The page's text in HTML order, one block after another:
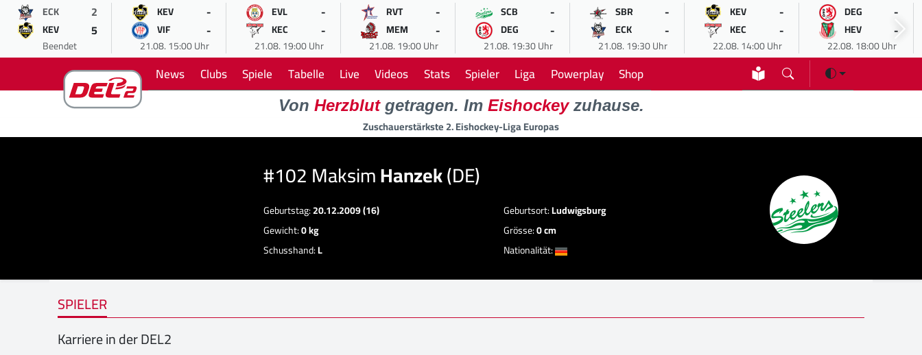
ECK 2
KEV 5
Beendet
KEV -
VIF -
21.08. 15:00 Uhr
EVL -
KEC -
21.08. 19:00 Uhr
RVT -
MEM -
21.08. 19:00 Uhr
SCB -
DEG -
21.08. 19:30 Uhr
SBR -
ECK -
21.08. 19:30 Uhr
KEV -
KEC -
22.08. 14:00 Uhr
DEG -
HEV -
22.08. 18:00 Uhr
News Clubs Spiele Tabelle Live Videos Stats Spieler Liga Powerplay Shop
Von Herzblutgetragen. Im Eishockeyzuhause.
Zuschauerstärkste 2. Eishockey-Liga Europas
#102 MaksimHanzek(DE)
Geburtstag:20.12.2009 (16) Geburtsort:Ludwigsburg
Gewicht:0 kg Grösse:0 cm
Schusshand:L Nationalität:
SPIELER
Karriere in der DEL2